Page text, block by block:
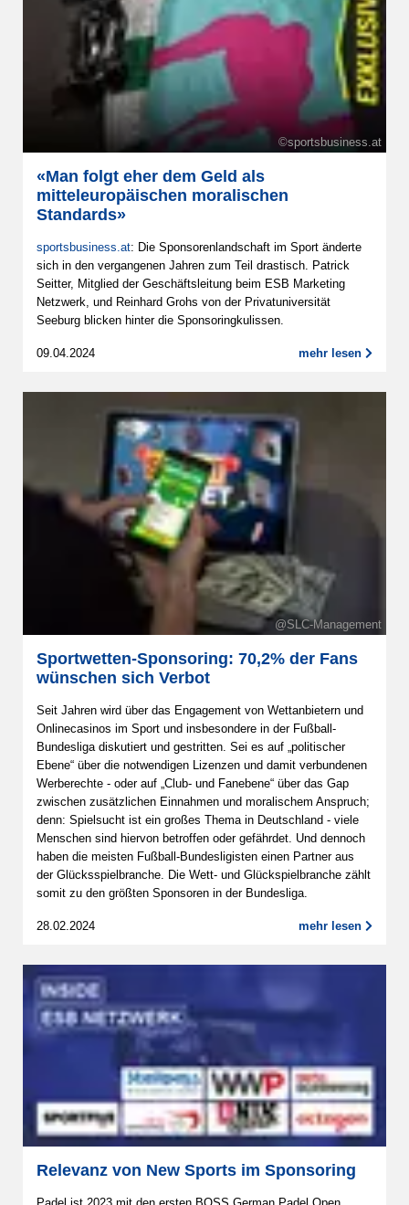
©sportsbusiness.at
«Man folgt eher dem Geld als
mitteleuropäischen moralischen
Standards»
sportsbusiness.at: Die Sponsorenlandschaft im Sport änderte
sich in den vergangenen Jahren zum Teil drastisch. Patrick
Seitter, Mitglied der Geschäftsleitung beim ESB Marketing
Netzwerk, und Reinhard Grohs von der Privatuniversität
Seeburg blicken hinter die Sponsoringkulissen.
09.04.2024 mehr lesen
@SLC-Management
Sportwetten-Sponsoring: 70,2% der Fans
wünschen sich Verbot
Seit Jahren wird über das Engagement von Wettanbietern und
Onlinecasinos im Sport und insbesondere in der Fußball-
Bundesliga diskutiert und gestritten. Sei es auf „politischer
Ebene“ über die notwendigen Lizenzen und damit verbundenen
Werberechte - oder auf „Club- und Fanebene“ über das Gap
zwischen zusätzlichen Einnahmen und moralischem Anspruch;
denn: Spielsucht ist ein großes Thema in Deutschland - viele
Menschen sind hiervon betroffen oder gefährdet. Und dennoch
haben die meisten Fußball-Bundesligisten einen Partner aus
der Glücksspielbranche. Die Wett- und Glückspielbranche zählt
somit zu den größten Sponsoren in der Bundesliga.
28.02.2024 mehr lesen
Relevanz von New Sports im Sponsoring